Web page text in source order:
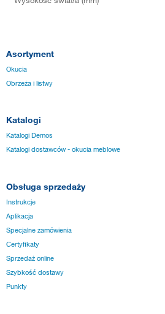
Asortyment
Okucia
Obrzeża i listwy
Katalogi
Katalogi Demos
Katalogi dostawców - okucia meblowe
Obsługa sprzedaży
Instrukcje
Aplikacja
Specjalne zamówienia
Certyfikaty
Sprzedaż online
Szybkość dostawy
Punkty